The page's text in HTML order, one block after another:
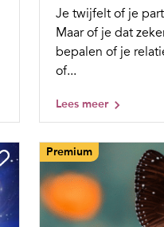
Je twijfelt of je
Maar of je dat
bepalen of je
of...
Lees meer
Premium